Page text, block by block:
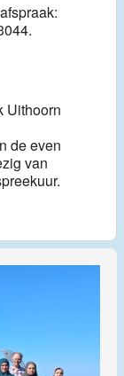
Uithoorn
de even
van